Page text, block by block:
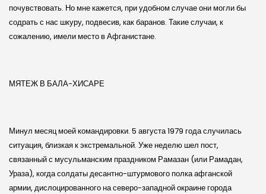
почувствовать. Но мне кажется, при удобном случае они могли бы
содрать с нас шкуру, подвесив, как баранов. Такие случаи, к
сожалению, имели место в Афганистане.
МЯТЕЖ В БАЛА-ХИСАРЕ
Минул месяц моей командировки. 5 августа 1979 года случилась
ситуация, близкая к экстремальной. Уже неделю шел пост,
связанный с мусульманским праздником Рамазан (или Рамадан,
Ураза), когда солдаты десантно-штурмового полка афганской
армии, дислоцированного на северо-западной окраине города